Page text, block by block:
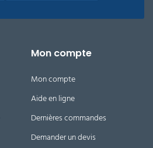
Mon compte
Mon compte
Aide en ligne
Dernières commandes
Demander un devis